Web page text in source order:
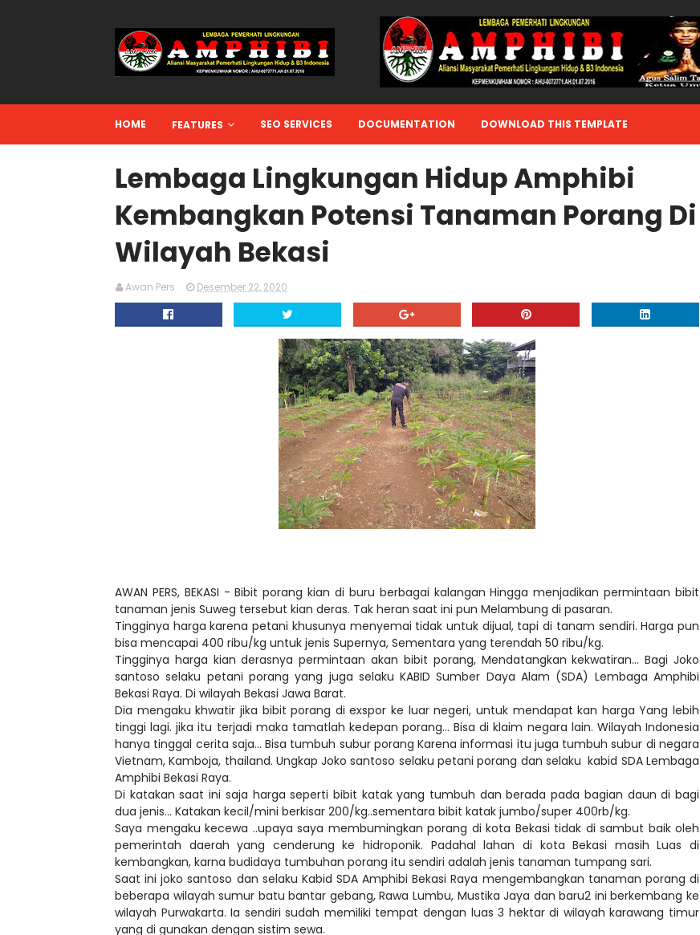
HOME FEATURES SEO SERVICES DOCUMENTATION DOWNLOAD THIS TEMPLATE
Lembaga Lingkungan Hidup Amphibi
Kembangkan Potensi Tanaman Porang Di
Wilayah Bekasi
Awan Pers Desember 22, 2020
AWAN PERS, BEKASI - Bibit porang kian di buru berbagai kalangan Hingga menjadikan permintaan bibit
tanaman jenis Suweg tersebut kian deras. Tak heran saat ini pun Melambung di pasaran.
Tingginya harga karena petani khusunya menyemai tidak untuk dijual, tapi di tanam sendiri. Harga pun
bisa mencapai 400 ribu/kg untuk jenis Supernya, Sementara yang terendah 50 ribu/kg.
Tingginya harga kian derasnya permintaan akan bibit porang, Mendatangkan kekwatiran... Bagi Joko
santoso selaku petani porang yang juga selaku KABID Sumber Daya Alam (SDA) Lembaga Amphibi
Bekasi Raya. Di wilayah Bekasi Jawa Barat.
Dia mengaku khwatir jika bibit porang di exspor ke luar negeri, untuk mendapat kan harga Yang lebih
tinggi lagi. jika itu terjadi maka tamatlah kedepan porang... Bisa di klaim negara lain. Wilayah Indonesia
hanya tinggal cerita saja... Bisa tumbuh subur porang Karena informasi itu juga tumbuh subur di negara
Vietnam, Kamboja, thailand. Ungkap Joko santoso selaku petani porang dan selaku kabid SDA Lembaga
Amphibi Bekasi Raya.
Di katakan saat ini saja harga seperti bibit katak yang tumbuh dan berada pada bagian daun di bagi
dua jenis... Katakan kecil/mini berkisar 200/kg..sementara bibit katak jumbo/super 400rb/kg.
Saya mengaku kecewa ..upaya saya membumingkan porang di kota Bekasi tidak di sambut baik oleh
pemerintah daerah yang cenderung ke hidroponik. Padahal lahan di kota Bekasi masih Luas di
kembangkan, karna budidaya tumbuhan porang itu sendiri adalah jenis tanaman tumpang sari.
Saat ini joko santoso dan selaku Kabid SDA Amphibi Bekasi Raya mengembangkan tanaman porang di
beberapa wilayah sumur batu bantar gebang, Rawa Lumbu, Mustika Jaya dan baru2 ini berkembang ke
wilayah Purwakarta. Ia sendiri sudah memiliki tempat dengan luas 3 hektar di wilayah karawang timur
yang di gunakan dengan sistim sewa.